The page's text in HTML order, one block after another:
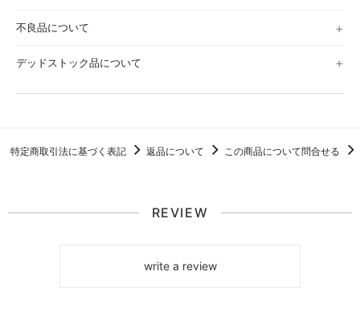
不良品について
デッドストック品について
特定商取引法に基づく表記 返品について この商品について問合せる
REVIEW
write a review